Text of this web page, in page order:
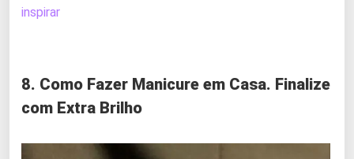
inspirar
8. Como Fazer Manicure em Casa. Finalize
com Extra Brilho